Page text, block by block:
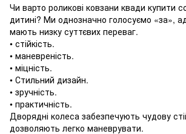
Чи варто роликові ковзани квади купити
дитині? Ми однозначно голосуємо «за»,
мають низку суттєвих переваг.
• стійкість.
• маневреність.
• міцність.
• Стильний дизайн.
• зручність.
• практичність.
Дворядні колеса забезпечують чудову
дозволяють легко маневрувати.